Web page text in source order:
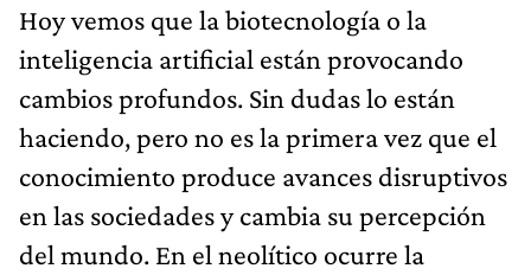
Hoy vemos que la biotecnología o la
inteligencia artificial están provocando
cambios profundos. Sin dudas lo están
haciendo, pero no es la primera vez que el
conocimiento produce avances disruptivos
en las sociedades y cambia su percepción
del mundo. En el neolítico ocurre la